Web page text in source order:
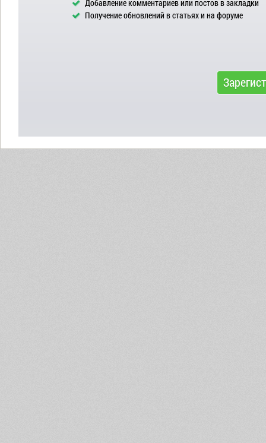
Добавление комментариев или постов в закладки
Получение обновлений в статьях и на форуме